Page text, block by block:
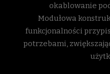
okablowanie
Modułowa
funkcjonalności
potrzebami,